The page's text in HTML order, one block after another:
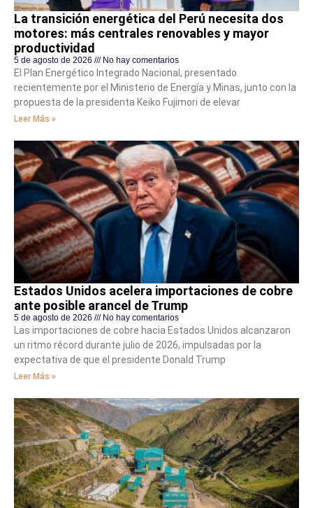
La transición energética del Perú necesita dos
motores: más centrales renovables y mayor
productividad
5 de agosto de 2026 No hay comentarios
El Plan Energético Integrado Nacional, presentado
recientemente por el Ministerio de Energía y Minas, junto con la
propuesta de la presidenta Keiko Fujimori de elevar
Leer Más »
Estados Unidos acelera importaciones de cobre
ante posible arancel de Trump
5 de agosto de 2026 No hay comentarios
Las importaciones de cobre hacia Estados Unidos alcanzaron
un ritmo récord durante julio de 2026, impulsadas por la
expectativa de que el presidente Donald Trump
Leer Más »